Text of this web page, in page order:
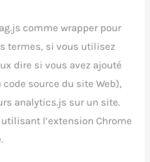
comme wrapper pour
termes, si vous utilisez
dire si vous avez ajouté
source du site Web),
analytics.js sur un site.
l’extension Chrome